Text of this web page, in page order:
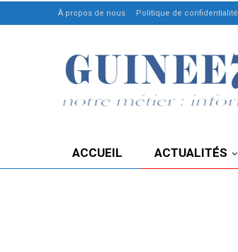
À propos de nous Politique de confidentialité
ACCUEIL ACTUALITÉS